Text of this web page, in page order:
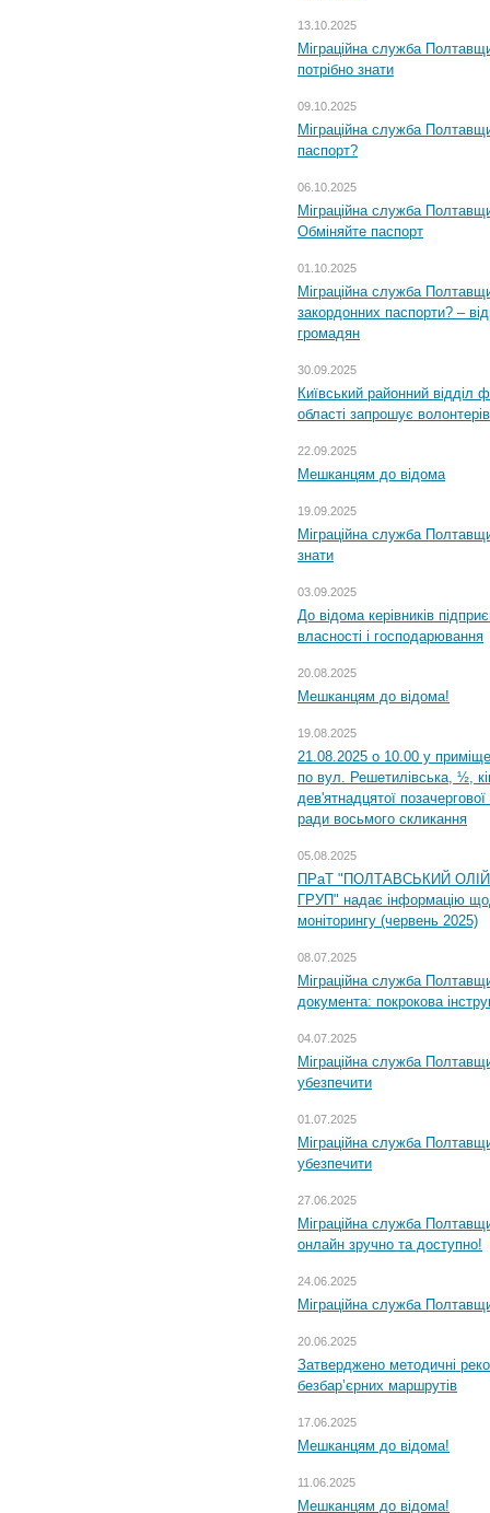
13.10.2025
Міграційна служба
потрібно знати
09.10.2025
Міграційна служба
паспорт?
06.10.2025
Міграційна служба
Обміняйте паспорт
01.10.2025
Міграційна служба
закордонних паспорти? –
громадян
30.09.2025
Київський районний відділ
області запрошує
22.09.2025
Мешканцям до відома
19.09.2025
Міграційна служба
знати
03.09.2025
До відома керівників
власності і господарювання
20.08.2025
Мешканцям до відома!
19.08.2025
21.08.2025 о 10.00 у
по вул. Решетилівська, ½,
дев'ятнадцятої
ради восьмого скликання
05.08.2025
ПРаТ "ПОЛТАВСЬКИЙ
ГРУП" надає інформацію
моніторингу (червень 2025)
08.07.2025
Міграційна служба
документа: покрокова
04.07.2025
Міграційна служба
убезпечити
01.07.2025
Міграційна служба
убезпечити
27.06.2025
Міграційна служба
онлайн зручно та доступно!
24.06.2025
Міграційна служба
20.06.2025
Затверджено методичні
безбар’єрних маршрутів
17.06.2025
Мешканцям до відома!
11.06.2025
Мешканцям до відома!